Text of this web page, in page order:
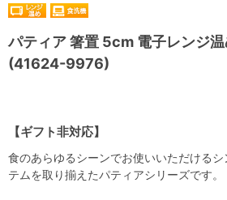
パティア 箸置 5cm 電子レンジ
(41624-9976)
【ギフト非対応】
食のあらゆるシーンでお使いいただける
テムを取り揃えたパティアシリーズです。